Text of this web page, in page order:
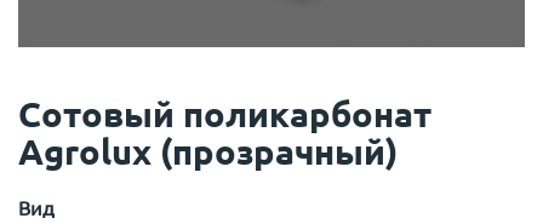
Сотовый поликарбонат
Agrolux (прозрачный)
Вид